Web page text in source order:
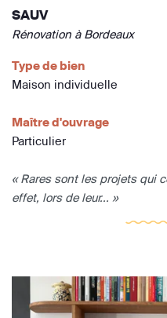
SAUV
Rénovation à Bordeaux
Type de bien
Maison individuelle
Maître d'ouvrage
Particulier
« Rares sont les projets qui
effet, lors de leur... »